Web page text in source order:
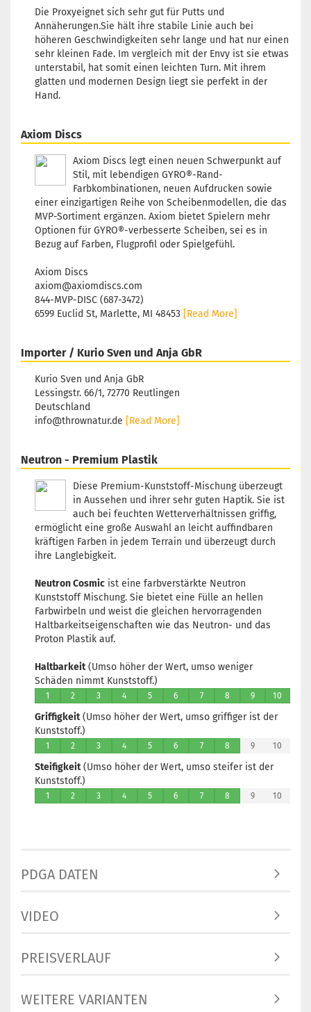
Gewicht:
Lila/Violett
Gewicht:
Farbton:
Rosa/Pink
Farbton:
Gewicht:
Farbton:
Orange
1
Lieferzeit:
Lieferzeit:
Gewicht:
Die Proxyeignet sich sehr gut für Putts und
Annäherungen.Sie hält ihre stabile Linie auch bei
höheren Geschwindigkeiten sehr lange und hat nur einen
sehr kleinen Fade. Im vergleich mit der Envy ist sie etwas
unterstabil, hat somit einen leichten Turn. Mit ihrem
glatten und modernen Design liegt sie perfekt in der
Hand.
Axiom Discs
Axiom Discs legt einen neuen Schwerpunkt auf
Stil, mit lebendigen GYRO®-Rand-
Farbkombinationen, neuen Aufdrucken sowie
einer einzigartigen Reihe von Scheibenmodellen, die das
MVP-Sortiment ergänzen. Axiom bietet Spielern mehr
Optionen für GYRO®-verbesserte Scheiben, sei es in
Bezug auf Farben, Flugprofil oder Spielgefühl.
Axiom Discs
axiom@axiomdiscs.com
844-MVP-DISC (687-3472)
6599 Euclid St, Marlette, MI 48453 [Read More]
Importer / Kurio Sven und Anja GbR
Kurio Sven und Anja GbR
Lessingstr. 66/1, 72770 Reutlingen
Deutschland
info@thrownatur.de [Read More]
Neutron - Premium Plastik
Diese Premium-Kunststoff-Mischung überzeugt
in Aussehen und ihrer sehr guten Haptik. Sie ist
auch bei feuchten Wetterverhältnissen griffig,
ermöglicht eine große Auswahl an leicht auffindbaren
kräftigen Farben in jedem Terrain und überzeugt durch
ihre Langlebigkeit.
Neutron Cosmic ist eine farbverstärkte Neutron
Kunststoff Mischung. Sie bietet eine Fülle an hellen
Farbwirbeln und weist die gleichen hervorragenden
Haltbarkeitseigenschaften wie das Neutron- und das
Proton Plastik auf.
Haltbarkeit(Umso höher der Wert, umso weniger
Schäden nimmt Kunststoff.)
1 2 3 4 5 6 7 8 9 10
Griffigkeit(Umso höher der Wert, umso griffiger ist der
Kunststoff.)
1 2 3 4 5 6 7 8 9 10
Steifigkeit(Umso höher der Wert, umso steifer ist der
Kunststoff.)
1 2 3 4 5 6 7 8 9 10
PDGA DATEN
VIDEO
PREISVERLAUF
WEITERE VARIANTEN